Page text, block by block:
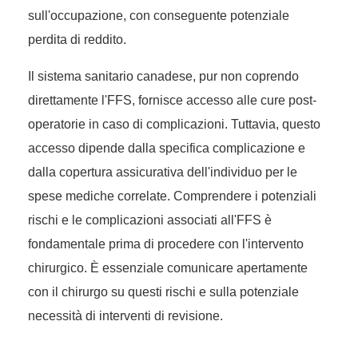
sull'occupazione, con conseguente potenziale
perdita di reddito.
Il sistema sanitario canadese, pur non coprendo
direttamente l'FFS, fornisce accesso alle cure post-
operatorie in caso di complicazioni. Tuttavia, questo
accesso dipende dalla specifica complicazione e
dalla copertura assicurativa dell'individuo per le
spese mediche correlate. Comprendere i potenziali
rischi e le complicazioni associati all'FFS è
fondamentale prima di procedere con l'intervento
chirurgico. È essenziale comunicare apertamente
con il chirurgo su questi rischi e sulla potenziale
necessità di interventi di revisione.